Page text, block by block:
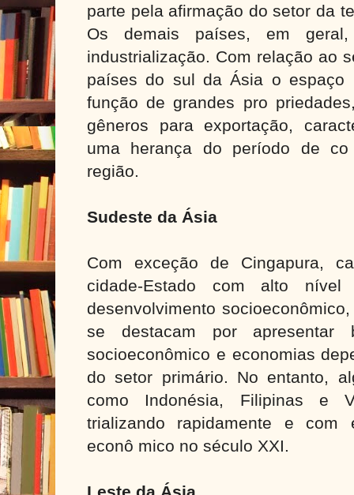
parte pela afirmação do setor da
Os demais países, em
industrialização. Com relação ao
países do sul da Ásia o espaço
função de grandes pro
gêneros para exportação,
uma herança do período de
região.
Sudeste da Ásia
Com exceção de Cingapura,
cidade-Estado com alto
desenvolvimento
se destacam por apresentar
socioeconômico e economias
do setor primário. No entanto,
como Indonésia, Filipinas e
trializando rapidamente e com
econô mico no século XXI.